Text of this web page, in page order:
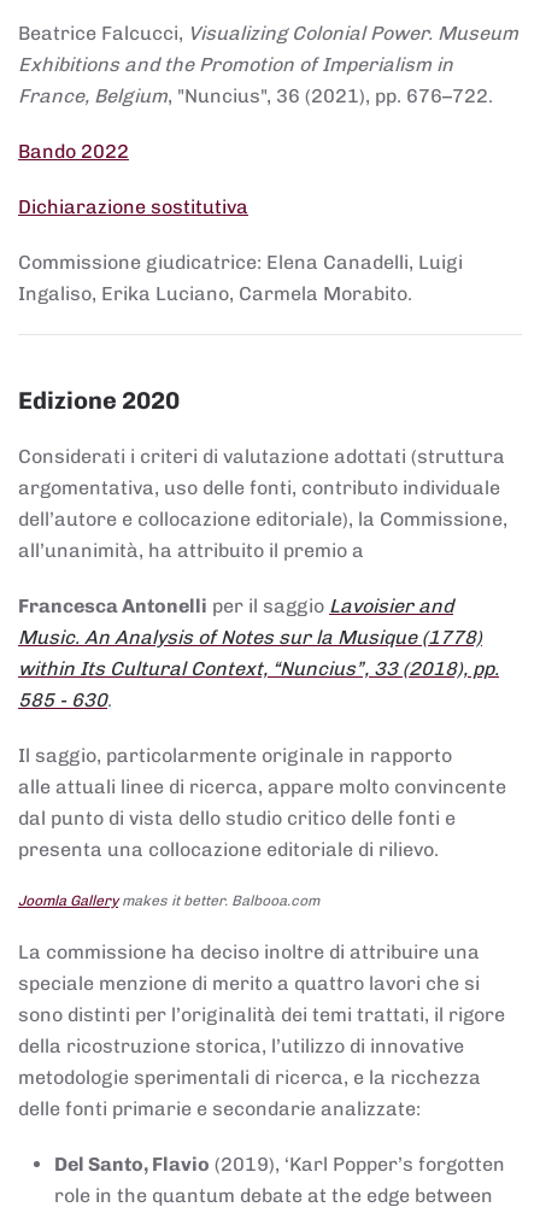
Beatrice Falcucci, Visualizing Colonial Power. Museum
Exhibitions and the Promotion of Imperialism in
France, Belgium, "Nuncius", 36 (2021), pp. 676–722.
Bando 2022
Dichiarazione sostitutiva
Commissione giudicatrice: Elena Canadelli, Luigi
Ingaliso, Erika Luciano, Carmela Morabito.
Edizione 2020
Considerati i criteri di valutazione adottati (struttura
argomentativa, uso delle fonti, contributo individuale
dell’autore e collocazione editoriale), la Commissione,
all’unanimità, ha attribuito il premio a
Francesca Antonelli per il saggio Lavoisier and
Music. An Analysis of Notes sur la Musique (1778)
within Its Cultural Context, “Nuncius”, 33 (2018), pp.
585 - 630.
Il saggio, particolarmente originale in rapporto
alle attuali linee di ricerca, appare molto convincente
dal punto di vista dello studio critico delle fonti e
presenta una collocazione editoriale di rilievo.
Joomla Gallerymakes it better. Balbooa.com
La commissione ha deciso inoltre di attribuire una
speciale menzione di merito a quattro lavori che si
sono distinti per l’originalità dei temi trattati, il rigore
della ricostruzione storica, l’utilizzo di innovative
metodologie sperimentali di ricerca, e la ricchezza
delle fonti primarie e secondarie analizzate:
Del Santo, Flavio (2019), ‘Karl Popper’s forgotten
role in the quantum debate at the edge between